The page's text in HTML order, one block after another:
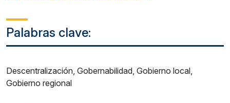
Palabras clave:
Descentralización, Gobernabilidad, Gobierno local,
Gobierno regional